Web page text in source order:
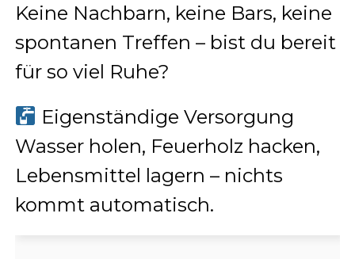
Keine Nachbarn, keine Bars, keine
spontanen Treffen – bist du bereit
für so viel Ruhe?
Eigenständige Versorgung
Wasser holen, Feuerholz hacken,
Lebensmittel lagern – nichts
kommt automatisch.